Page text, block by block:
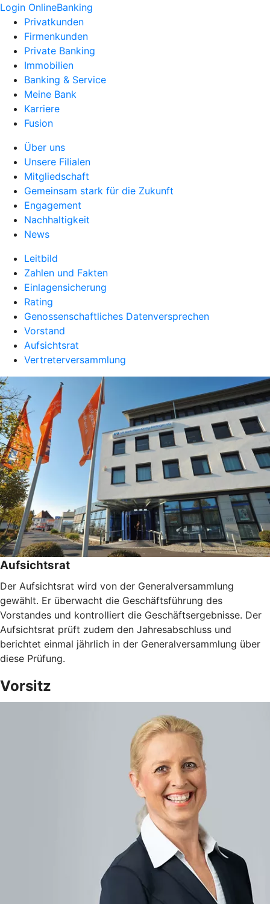
Login OnlineBanking
Privatkunden
Firmenkunden
Private Banking
Immobilien
Banking & Service
Meine Bank
Karriere
Fusion
Über uns
Unsere Filialen
Mitgliedschaft
Gemeinsam stark für die Zukunft
Engagement
Nachhaltigkeit
News
Leitbild
Zahlen und Fakten
Einlagensicherung
Rating
Genossenschaftliches Datenversprechen
Vorstand
Aufsichtsrat
Vertreterversammlung
Aufsichtsrat
Der Aufsichtsrat wird von der Generalversammlung
gewählt. Er überwacht die Geschäftsführung des
Vorstandes und kontrolliert die Geschäftsergebnisse. Der
Aufsichtsrat prüft zudem den Jahresabschluss und
berichtet einmal jährlich in der Generalversammlung über
diese Prüfung.
Vorsitz